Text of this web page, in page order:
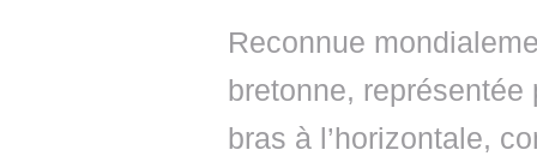
Reconnue
bretonne,
bras à l’horizontale,